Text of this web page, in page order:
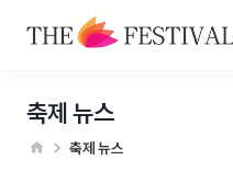
축제 뉴스
축제 뉴스